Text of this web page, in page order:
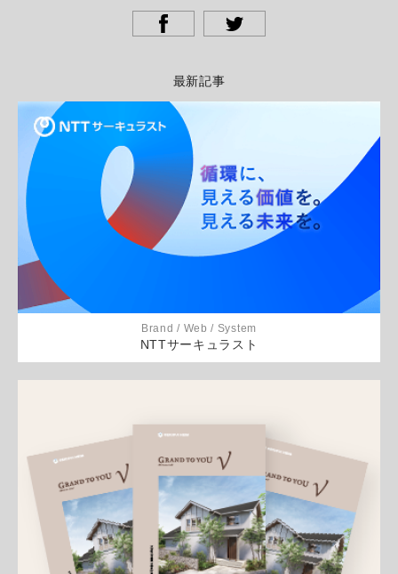
最新記事
Brand / Web / System
NTTサーキュラスト